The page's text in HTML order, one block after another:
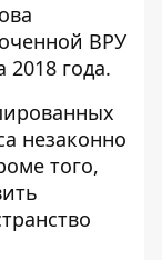
ВРУ
2018 года.
незаконно
того,